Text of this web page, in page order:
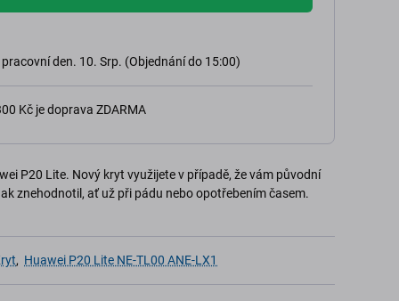
den. 10. Srp. (Objednání do 15:00)
Kč je doprava ZDARMA
P20 Lite. Nový kryt využijete v případě, že vám původní
znehodnotil, ať už při pádu nebo opotřebením časem.
, Huawei P20 Lite NE-TL00 ANE-LX1